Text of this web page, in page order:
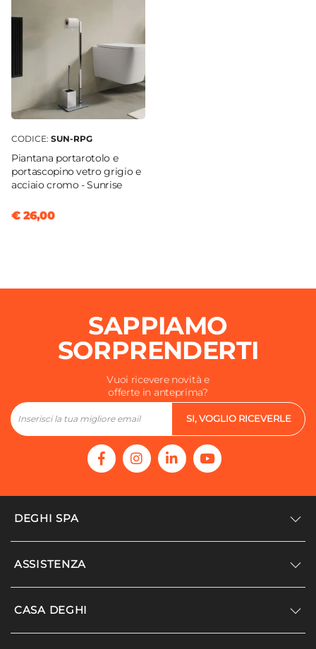
Legno chiaro
CODICE: SUN-RPG
Piantana portarotolo e
portascopino vetro grigio e
acciaio cromo - Sunrise
€ 26,00
SAPPIAMO
SORPRENDERTI
Vuoi ricevere novità e
offerte in anteprima?
SI, VOGLIO RICEVERLE
DEGHI SPA
Accedi/Registrati
ASSISTENZA
Supporto
CASA DEGHI